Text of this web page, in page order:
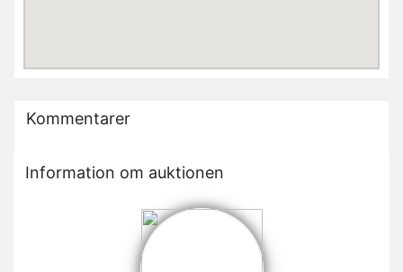
Kommentarer
Information om auktionen